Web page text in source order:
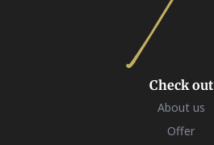
Check out
About us
Offer